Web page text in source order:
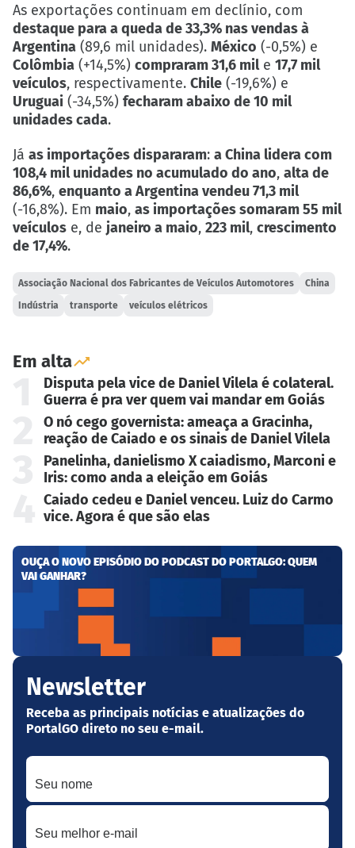
As exportações continuam em declínio, com
destaque para a queda de 33,3% nas vendas à
Argentina (89,6 mil unidades). México (-0,5%) e
Colômbia (+14,5%) compraram 31,6 mile 17,7 mil
veículos, respectivamente. Chile (-19,6%) e
Uruguai (-34,5%) fecharam abaixo de 10 mil
unidades cada.
Já as importações dispararam: a China lidera com
108,4 mil unidades no acumulado do ano, alta de
86,6%, enquanto a Argentina vendeu 71,3 mil
(-16,8%). Em maio, as importações somaram 55 mil
veículos e, de janeiro a maio, 223 mil, crescimento
de 17,4%.
Associação Nacional dos Fabricantes de Veículos Automotores China
Indústria transporte veículos elétricos
Em alta
Disputa pela vice de Daniel Vilela é colateral.
Guerra é pra ver quem vai mandar em Goiás
O nó cego governista: ameaça a Gracinha,
reação de Caiado e os sinais de Daniel Vilela
Panelinha, danielismo X caiadismo, Marconi e
Iris: como anda a eleição em Goiás
Caiado cedeu e Daniel venceu. Luiz do Carmo
vice. Agora é que são elas
OUÇA O NOVO EPISÓDIO DO PODCAST DO PORTALGO: QUEM
VAI GANHAR?
Newsletter
Receba as principais notícias e atualizações do
PortalGO direto no seu e-mail.
Seu nome
Seu melhor e-mail